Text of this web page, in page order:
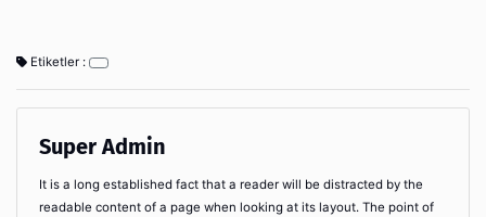
Etiketler :
Super Admin
It is a long established fact that a reader will be distracted by the
readable content of a page when looking at its layout. The point of